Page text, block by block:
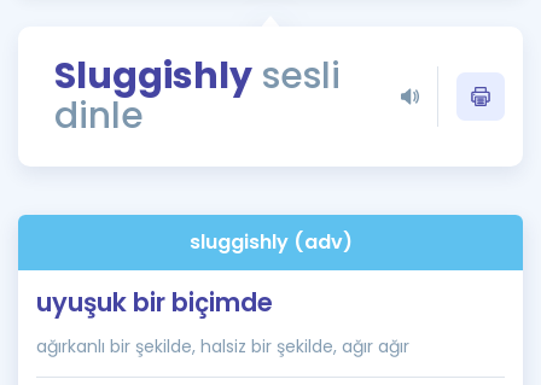
Rehberlik Aracı
ÖSYM Sınav Takvimi
İngilizce Gramer
Sluggishly sesli
dinle
sluggishly (adv)
uyuşuk bir biçimde
ağırkanlı bir şekilde, halsiz bir şekilde, ağır ağır